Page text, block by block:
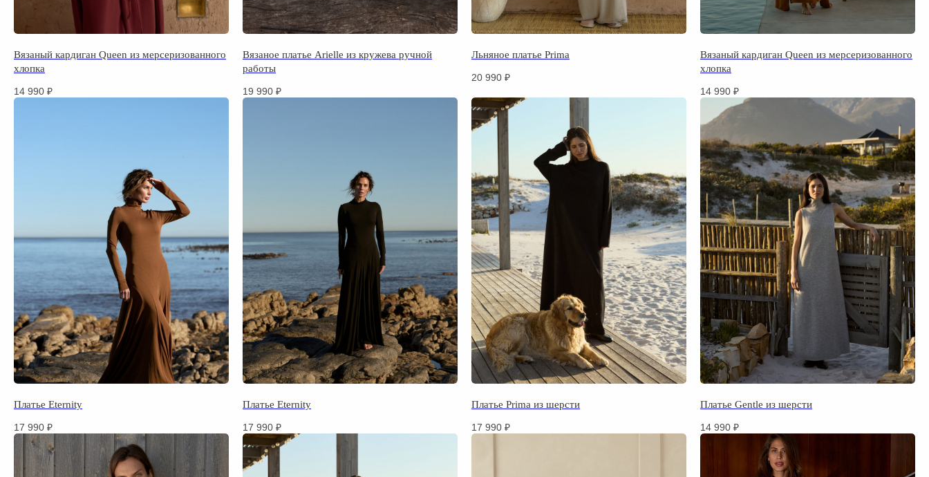
Вязаный кардиган Queen из мерсеризованного
хлопка
14 990 ₽
Вязаное платье Arielle из кружева ручной
работы
19 990 ₽
Льняное платье Prima
20 990 ₽
Вязаный кардиган Queen из мерсеризованного
хлопка
14 990 ₽
Платье Eternity
17 990 ₽
Платье Eternity
17 990 ₽
Платье Prima из шерсти
17 990 ₽
Платье Gentle из шерсти
14 990 ₽